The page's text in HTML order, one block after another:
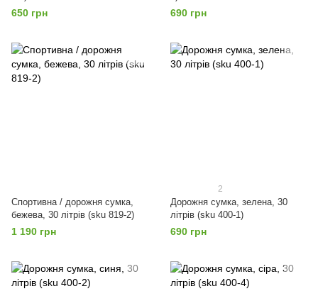
650 грн 690 грн
Спортивна / дорожня сумка,
бежева, 30 літрів (sku 819-2)
1 190 грн
2
Дорожня сумка, зелена, 30
літрів (sku 400-1)
690 грн